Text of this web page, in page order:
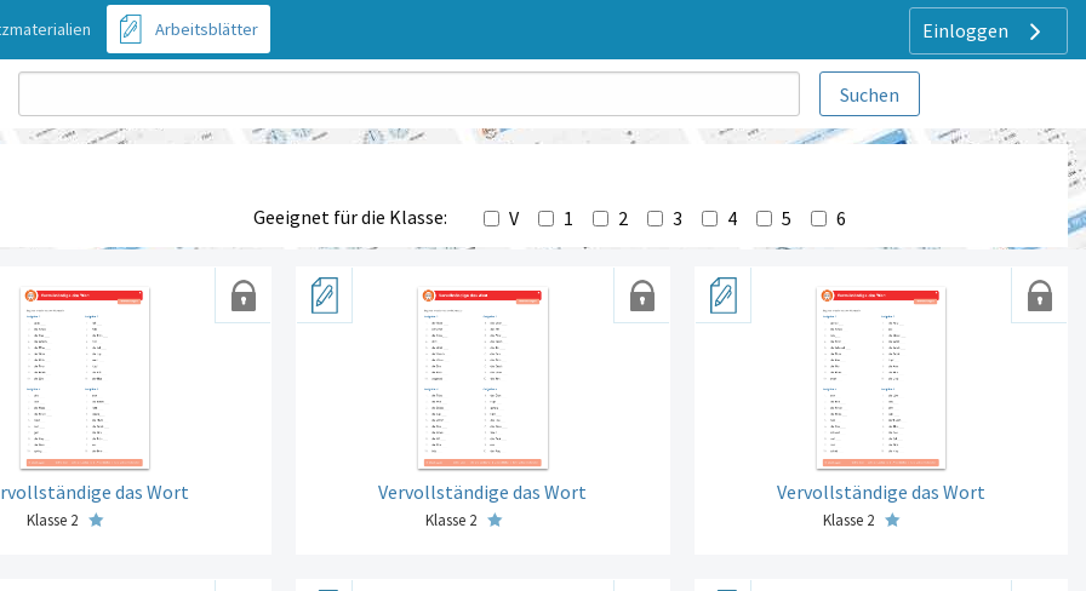
Einloggen
Arbeitsblätter
Geeignet für die Klasse: V 1 2 3 4 5 6
das Wort
Klasse 2
Vervollständige das Wort
Klasse 2
Vervollständige das Wort
Klasse 2